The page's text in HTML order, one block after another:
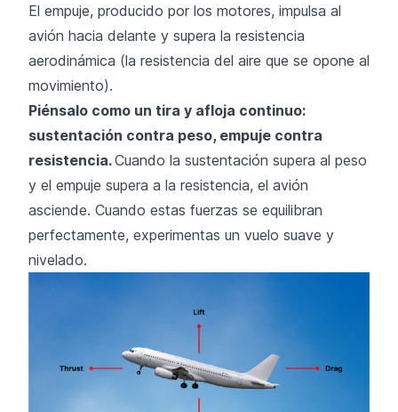
El empuje, producido por los motores, impulsa al
avión hacia delante y supera la resistencia
aerodinámica (la resistencia del aire que se opone al
movimiento).
Piénsalo como un tira y afloja continuo:
sustentación contra peso, empuje contra
resistencia.Cuando la sustentación supera al peso
y el empuje supera a la resistencia, el avión
asciende. Cuando estas fuerzas se equilibran
perfectamente, experimentas un vuelo suave y
nivelado.